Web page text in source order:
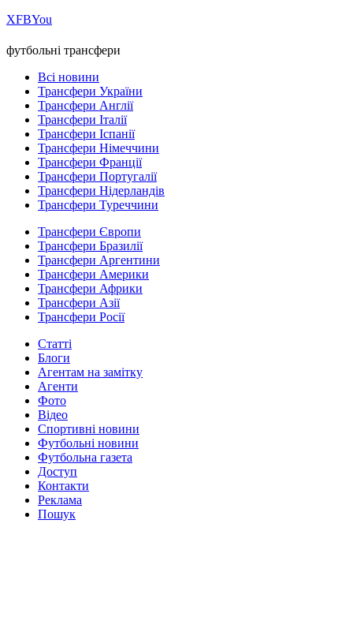
ХFBYou
футбольні трансфери
Всі новини
Трансфери України
Трансфери Англії
Трансфери Італії
Трансфери Іспанії
Трансфери Німеччини
Трансфери Франції
Трансфери Португалії
Трансфери Нідерландів
Трансфери Туреччини
Трансфери Європи
Трансфери Бразилії
Трансфери Аргентини
Трансфери Америки
Трансфери Африки
Трансфери Азії
Трансфери Росії
Статті
Блоги
Агентам на замітку
Агенти
Фото
Відео
Спортивні новини
Футбольні новини
Футбольна газета
Доступ
Контакти
Реклама
Пошук